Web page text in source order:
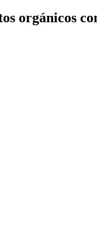
orgánicos